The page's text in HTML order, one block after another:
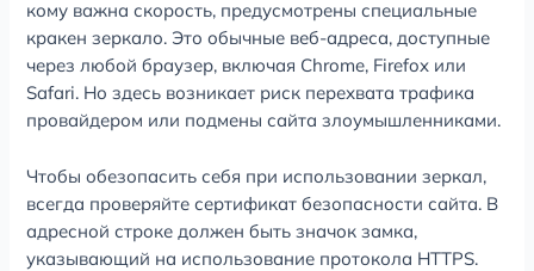
кому важна скорость, предусмотрены специальные
кракен зеркало. Это обычные веб-адреса, доступные
через любой браузер, включая Chrome, Firefox или
Safari. Но здесь возникает риск перехвата трафика
провайдером или подмены сайта злоумышленниками.
Чтобы обезопасить себя при использовании зеркал,
всегда проверяйте сертификат безопасности сайта. В
адресной строке должен быть значок замка,
указывающий на использование протокола HTTPS.